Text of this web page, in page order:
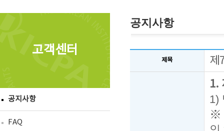
고객센터
공지사항
FAQ
공지사항
제목 제
1.
1)
※